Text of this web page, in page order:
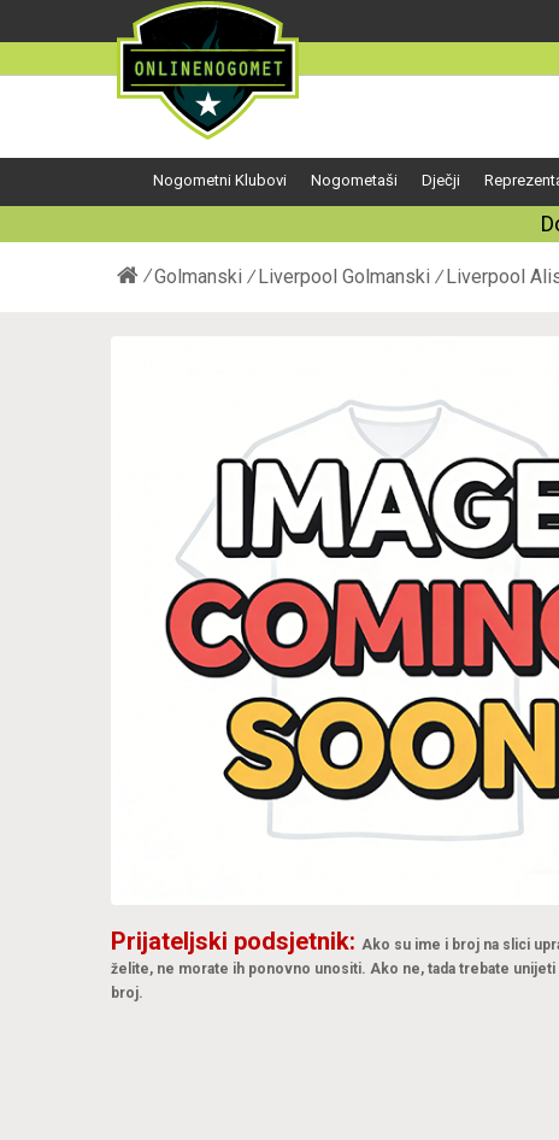
Nogometni Klubovi Nogometaši Dječji
Golmanski Liverpool Golmanski Liverpool
Prijateljski podsjetnik: Ako su ime i broj na slici
želite, ne morate ih ponovno unositi. Ako ne, tada trebate
broj.